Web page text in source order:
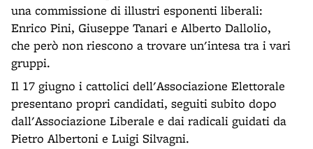
una commissione di illustri esponenti liberali:
Enrico Pini, Giuseppe Tanari e Alberto Dallolio,
che però non riescono a trovare un'intesa tra i vari
gruppi.
Il 17 giugno i cattolici dell'Associazione Elettorale
presentano propri candidati, seguiti subito dopo
dall'Associazione Liberale e dai radicali guidati da
Pietro Albertoni e Luigi Silvagni.